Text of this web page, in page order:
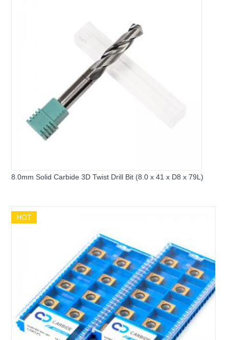
8.0mm Solid Carbide 3D Twist Drill Bit (8.0 x 41 x D8 x 79L)
HOT